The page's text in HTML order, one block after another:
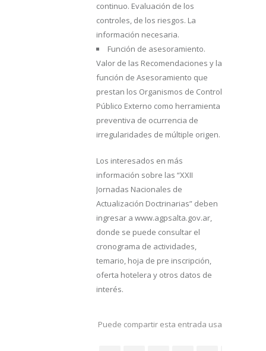
continuo. Evaluación de los
controles, de los riesgos. La
información necesaria.
Función de asesoramiento.
Valor de las Recomendaciones y la
función de Asesoramiento que
prestan los Organismos de Control
Público Externo como herramienta
preventiva de ocurrencia de
irregularidades de múltiple origen.
Los interesados en más
información sobre las “XXII
Jornadas Nacionales de
Actualización Doctrinarias” deben
ingresar a www.agpsalta.gov.ar,
donde se puede consultar el
cronograma de actividades,
temario, hoja de pre inscripción,
oferta hotelera y otros datos de
interés.
Puede compartir esta entrada usando sus